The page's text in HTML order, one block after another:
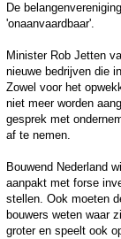
De
'onaanvaardbaar'.
Minister Rob Jetten
nieuwe bedrijven die
Zowel voor het
niet meer worden
gesprek met
af te nemen.
Bouwend Nederland
aanpakt met forse
stellen. Ook moeten
bouwers weten waar
groter en speelt ook